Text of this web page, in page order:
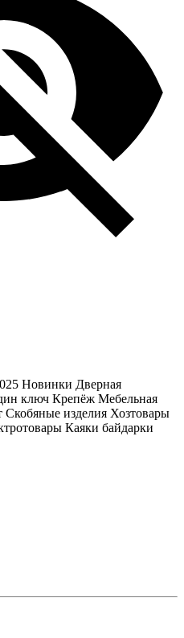
Новинки Дверная
ключ Крепёж Мебельная
Скобяные изделия Хозтовары
Каяки байдарки